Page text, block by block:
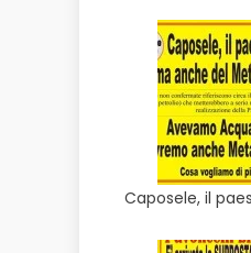
Caposele, il